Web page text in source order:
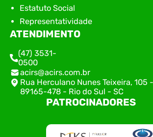
Estatuto Social
Representatividade
ATENDIMENTO
(47) 3531-
0500
acirs@acirs.com.br
Rua Herculano Nunes Teixeira, 105
89165-478 - Rio do Sul - SC
PATROCINADORES